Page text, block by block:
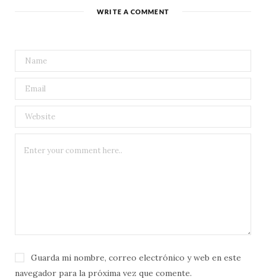
WRITE A COMMENT
Guarda mi nombre, correo electrónico y web en este
navegador para la próxima vez que comente.